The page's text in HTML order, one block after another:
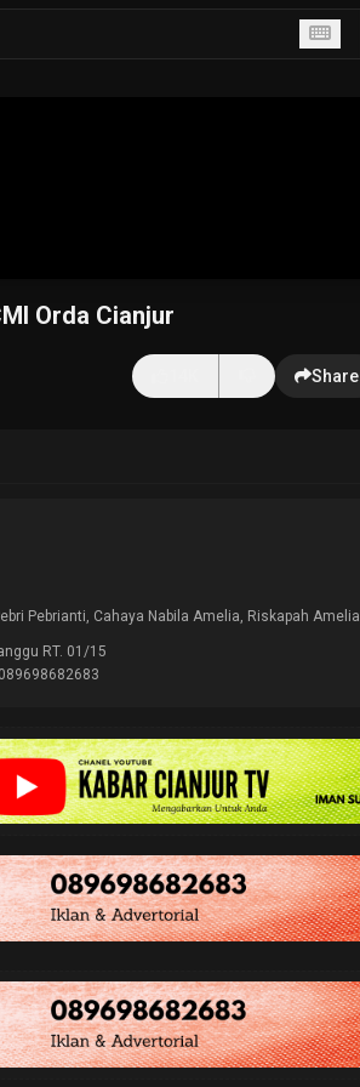
Orda Cianjur
Share
Pebrianti, Cahaya Nabila Amelia, Riskapah Amelia
RT. 01/15